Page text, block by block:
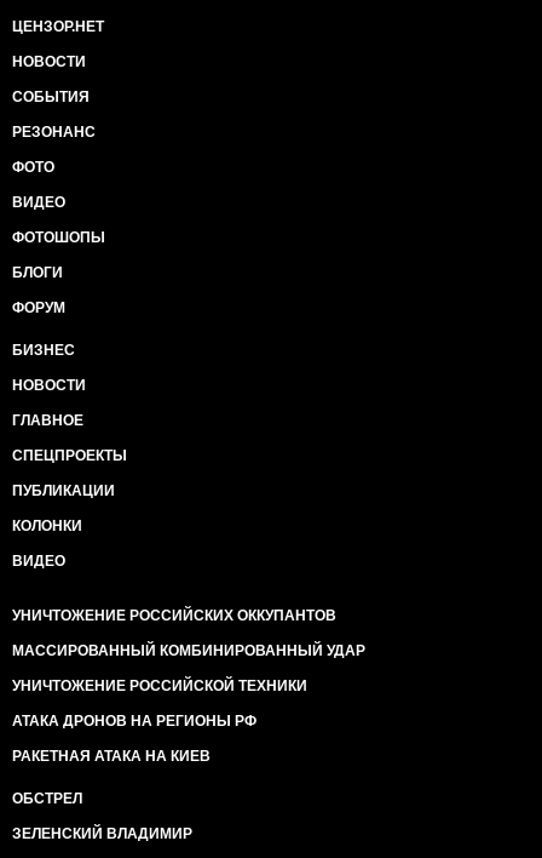
ЦЕНЗОР.НЕТ
НОВОСТИ
СОБЫТИЯ
РЕЗОНАНС
ФОТО
ВИДЕО
ФОТОШОПЫ
БЛОГИ
ФОРУМ
БИЗНЕС
НОВОСТИ
ГЛАВНОЕ
СПЕЦПРОЕКТЫ
ПУБЛИКАЦИИ
КОЛОНКИ
ВИДЕО
УНИЧТОЖЕНИЕ РОССИЙСКИХ ОККУПАНТОВ
МАССИРОВАННЫЙ КОМБИНИРОВАННЫЙ УДАР
УНИЧТОЖЕНИЕ РОССИЙСКОЙ ТЕХНИКИ
АТАКА ДРОНОВ НА РЕГИОНЫ РФ
РАКЕТНАЯ АТАКА НА КИЕВ
ОБСТРЕЛ
ЗЕЛЕНСКИЙ ВЛАДИМИР